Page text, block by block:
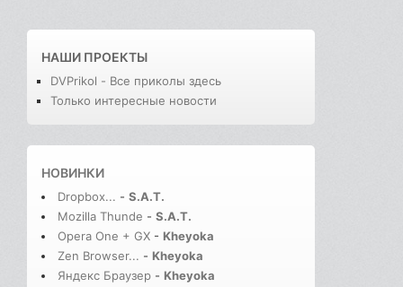
НАШИ ПРОЕКТЫ
DVPrikol - Все приколы здесь
Только интересные новости
НОВИНКИ
Dropbox... - S.A.T.
Mozilla Thunde - S.A.T.
Opera One + GX - Kheyoka
Zen Browser... - Kheyoka
Яндекс Браузер - Kheyoka